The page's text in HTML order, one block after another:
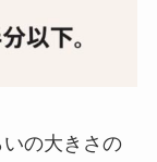
の大きさの